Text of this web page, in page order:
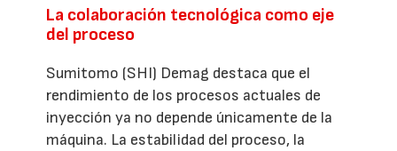
La colaboración tecnológica como eje
del proceso
Sumitomo (SHI) Demag destaca que el
rendimiento de los procesos actuales de
inyección ya no depende únicamente de la
máquina. La estabilidad del proceso, la